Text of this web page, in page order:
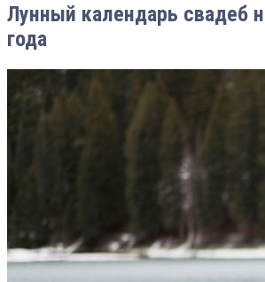
Лунный календарь свадеб
года